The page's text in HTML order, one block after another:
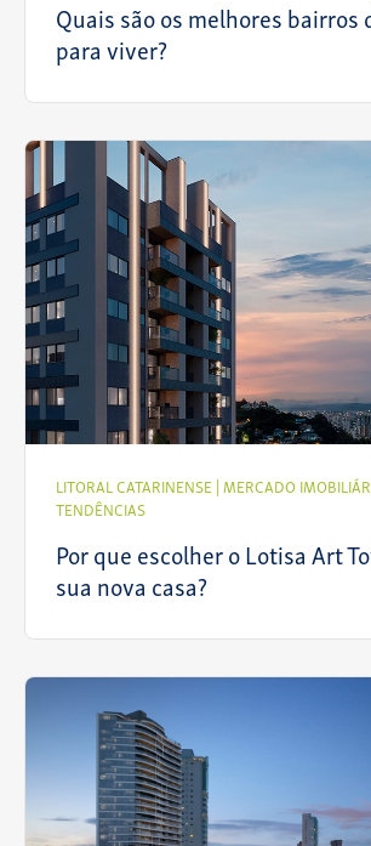
Quais são os melhores bairros
para viver?
LITORAL CATARINENSE | MERCADO
TENDÊNCIAS
Por que escolher o Lotisa Art
sua nova casa?